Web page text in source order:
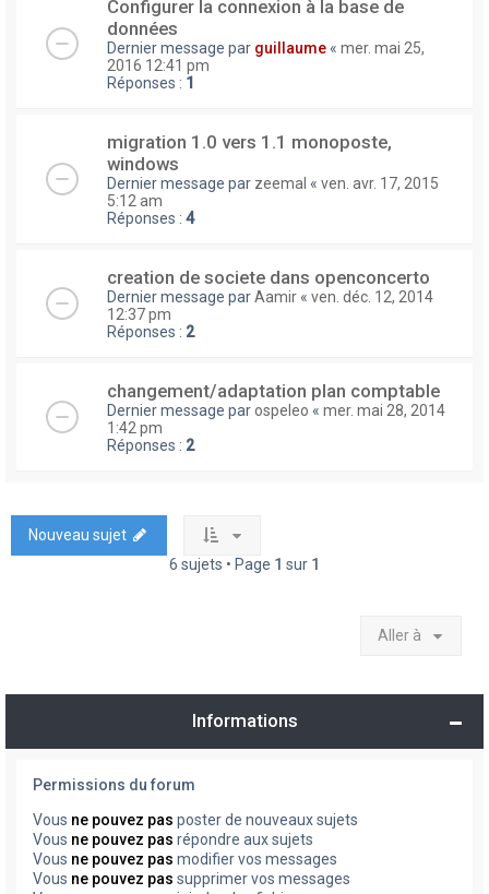
Configurer la connexion à la base de
données
Dernier message par guillaume « mer. mai 25,
2016 12:41 pm
Réponses : 1
migration 1.0 vers 1.1 monoposte,
windows
Dernier message par zeemal « ven. avr. 17, 2015
5:12 am
Réponses : 4
creation de societe dans openconcerto
Dernier message parAamir « ven. déc. 12, 2014
12:37 pm
Réponses : 2
changement/adaptation plan comptable
Dernier message parospeleo « mer. mai 28, 2014
1:42 pm
Réponses : 2
Nouveau sujet
6 sujets • Page 1 sur 1
Aller à
Informations
Permissions du forum
Vous ne pouvez pas poster de nouveaux sujets
Vous ne pouvez pas répondre aux sujets
Vous ne pouvez pas modifier vos messages
Vous ne pouvez pas supprimer vos messages